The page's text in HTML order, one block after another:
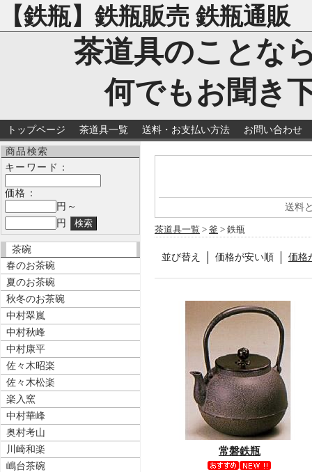
【鉄瓶】鉄瓶販売 鉄瓶通販
茶道具のことな
何でもお聞き
トップページ 茶道具一覧 送料・お支払い方法 お問い合わせ
商品検索
キーワード：
価格：
円～
円
茶碗
春のお茶碗
夏のお茶碗
秋冬のお茶碗
中村翠嵐
中村秋峰
中村康平
佐々木昭楽
佐々木松楽
楽入窯
中村華峰
奥村考山
川崎和楽
嶋台茶碗
送料
茶道具一覧 > 釜 > 鉄瓶
並び替え 価格が安い順 価格
常磐鉄瓶